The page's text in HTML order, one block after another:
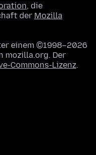
, die
der Mozilla
einem ©1998–2026
mozilla.org. Der
Commons-Lizenz.